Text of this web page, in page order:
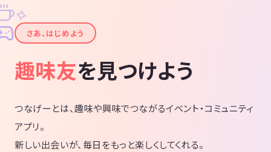
✦
✧
さあ、はじめよう
趣味友を見つけよう
つなげーとは、趣味や興味でつながるイベント・コミュニティ
アプリ。
新しい出会いが、毎日をもっと楽しくしてくれる。